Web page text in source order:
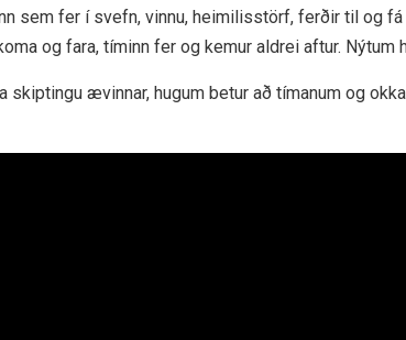
sem fer í svefn, vinnu, heimilisstörf, ferðir til og fá
og fara, tíminn fer og kemur aldrei aftur. Nýtum
ævinnar, hugum betur að tímanum og